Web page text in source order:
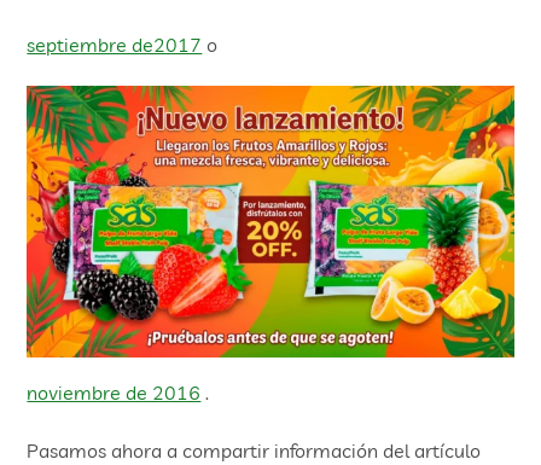
septiembre de2017 o
noviembre de 2016 .
Pasamos ahora a compartir información del artículo